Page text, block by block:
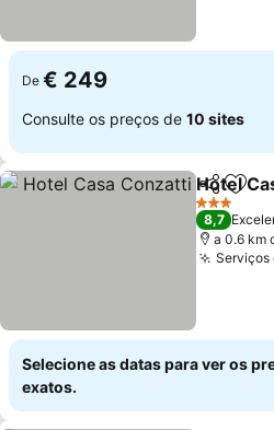
De € 249
Consulte os preços de 10 sites
Partilhar
Hotel
3 Estrelas
8,7
a 0.6 km
Serviços
Selecione as datas para ver os
exatos.